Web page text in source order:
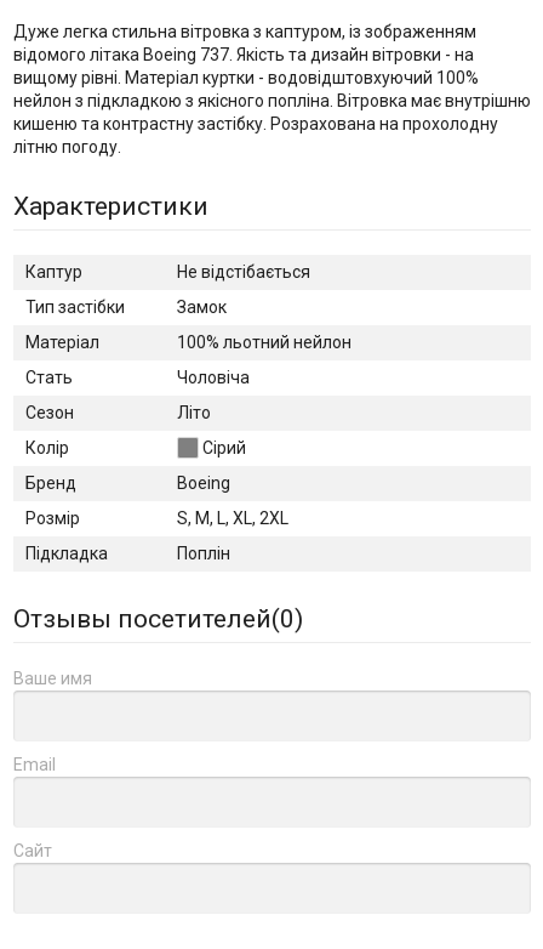
Дуже легка стильна вітровка з каптуром, із зображенням
відомого літака Boeing 737. Якість та дизайн вітровки - на
вищому рівні. Матеріал куртки - водовідштовхуючий 100%
нейлон з підкладкою з якісного попліна. Вітровка має внутрішню
кишеню та контрастну застібку. Розрахована на прохолодну
літню погоду.
Характеристики
Каптур
Не відстібається
Тип застібки
Замок
Матеріал
100% льотний нейлон
Стать
Чоловіча
Сезон
Літо
Колір
Сірий
Бренд
Boeing
Розмір
S, M, L, XL, 2XL
Підкладка
Поплін
Отзывы посетителей(0)
Ваше имя
Email
Сайт